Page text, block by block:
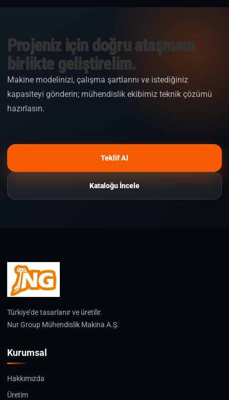
Projeniz için doğru ataşmanı
birlikte geliştirelim.
Makine modelinizi, çalışma şartlarını ve istediğiniz
kapasiteyi gönderin; mühendislik ekibimiz teknik çözümü
hazırlasın.
Teklif Al
Kataloğu İncele
Türkiye’de tasarlanır ve üretilir.
Nur Group Mühendislik Makina A.Ş.
Kurumsal
Hakkımızda
Üretim